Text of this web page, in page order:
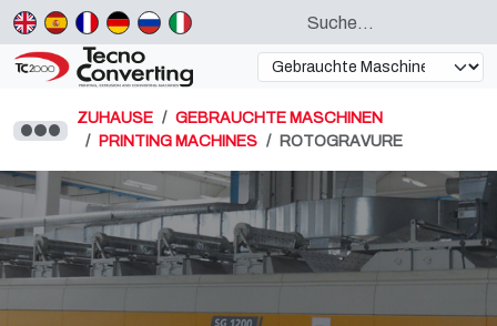
ZUHAUSE
GEBRAUCHTE MASCHINEN
PRINTING MACHINES
ROTOGRAVURE